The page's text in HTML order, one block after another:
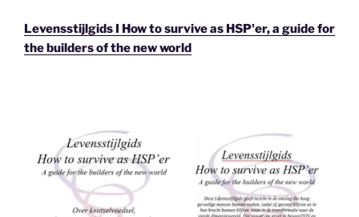
Levensstijlgids I How to survive as HSP'er, a guide for
the builders of the new world